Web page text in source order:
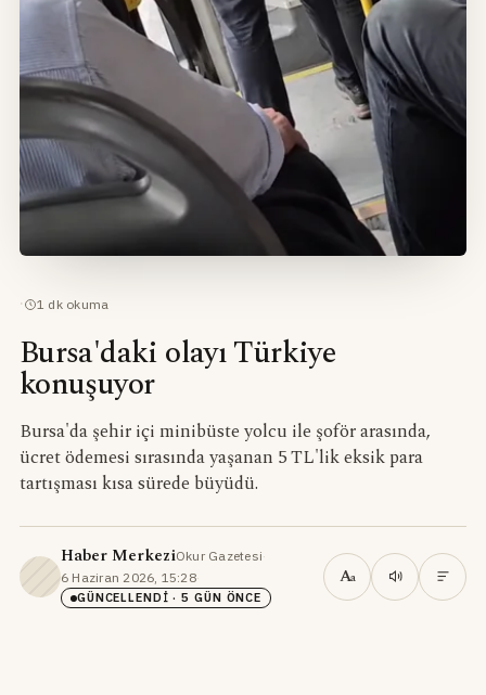
· 1 dk okuma
Bursa'daki olayı Türkiye
konuşuyor
Bursa'da şehir içi minibüste yolcu ile şoför arasında,
ücret ödemesi sırasında yaşanan 5 TL'lik eksik para
tartışması kısa sürede büyüdü.
Haber MerkeziOkur Gazetesi·
6 Haziran 2026, 15:28·
GÜNCELLENDI · 5 GÜN ÖNCE
Aa